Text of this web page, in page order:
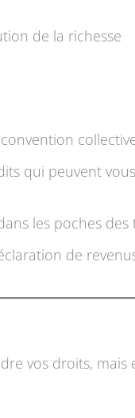
de la richesse
qui peuvent
les poches des
de
vos droits, mais